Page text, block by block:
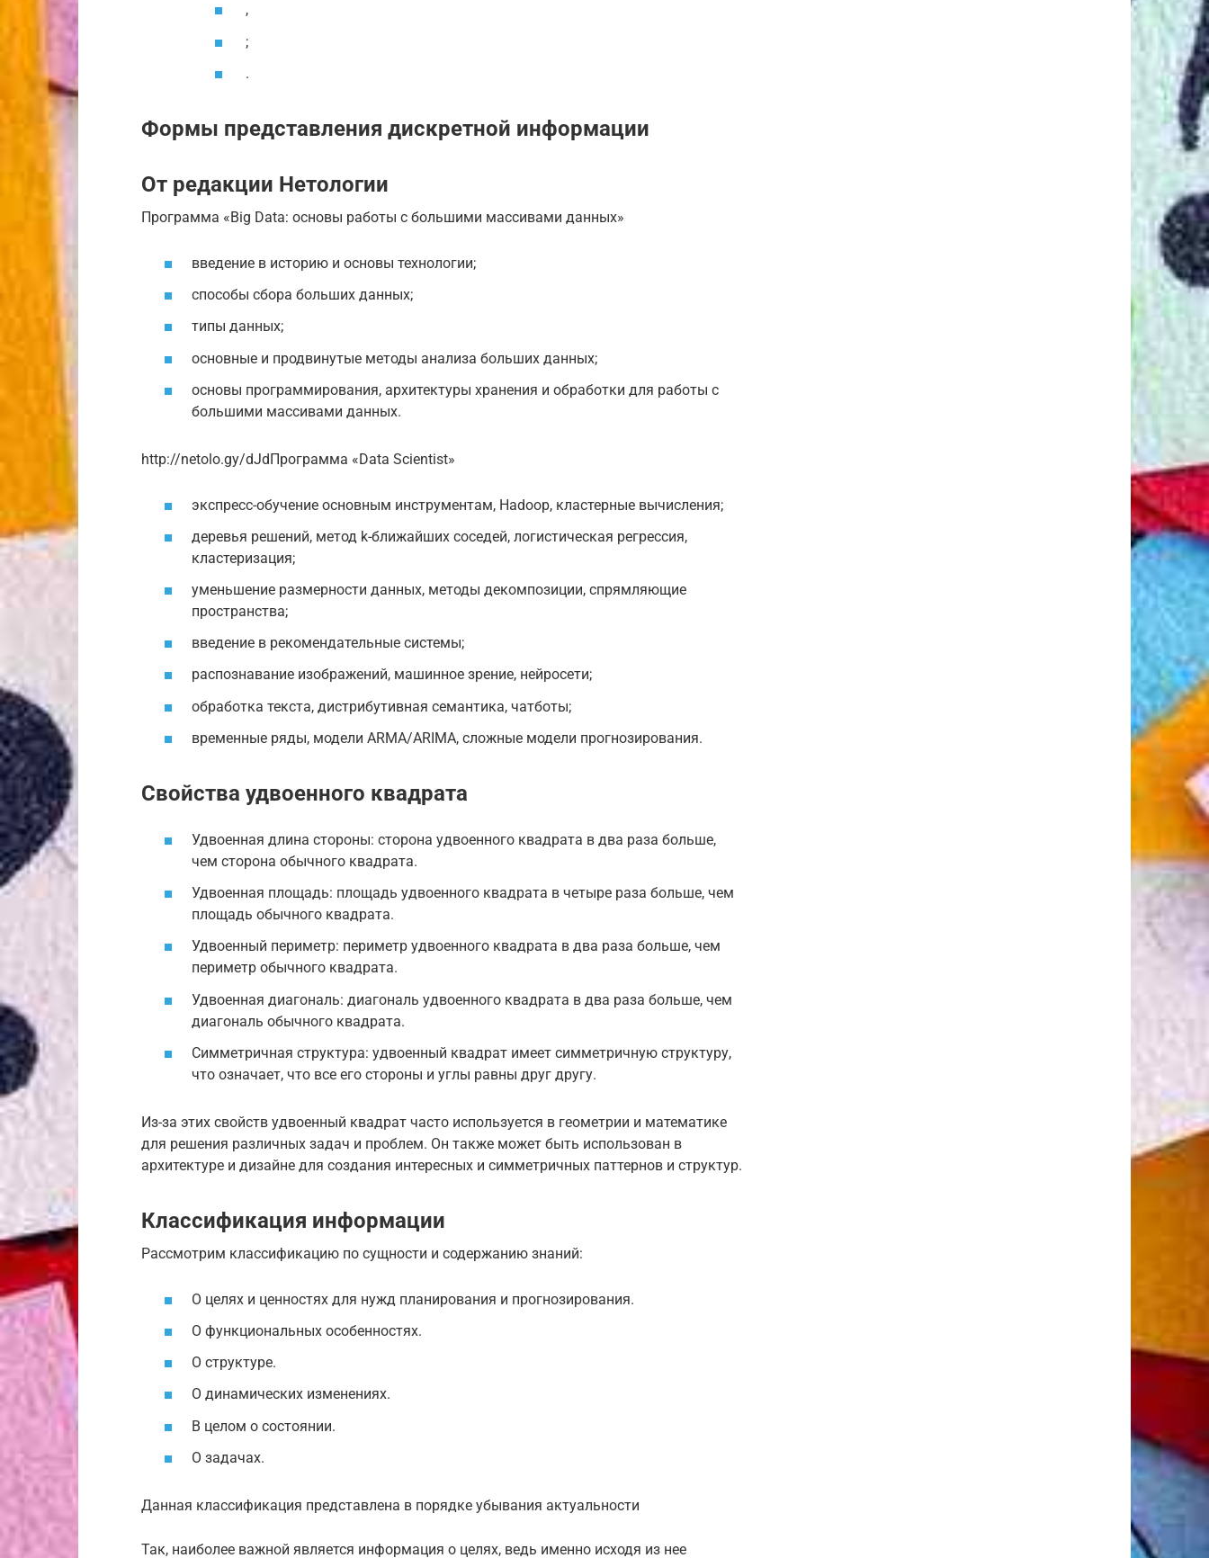
,
;
.
Формы представления дискретной информации
От редакции Нетологии
Программа «Big Data: основы работы с большими массивами данных»
введение в историю и основы технологии;
способы сбора больших данных;
типы данных;
основные и продвинутые методы анализа больших данных;
основы программирования, архитектуры хранения и обработки для работы с
большими массивами данных.
http://netolo.gy/dJdПрограмма «Data Scientist»
экспресс-обучение основным инструментам, Hadoop, кластерные вычисления;
деревья решений, метод k-ближайших соседей, логистическая регрессия,
кластеризация;
уменьшение размерности данных, методы декомпозиции, спрямляющие
пространства;
введение в рекомендательные системы;
распознавание изображений, машинное зрение, нейросети;
обработка текста, дистрибутивная семантика, чатботы;
временные ряды, модели ARMA/ARIMA, сложные модели прогнозирования.
Свойства удвоенного квадрата
Удвоенная длина стороны: сторона удвоенного квадрата в два раза больше,
чем сторона обычного квадрата.
Удвоенная площадь: площадь удвоенного квадрата в четыре раза больше, чем
площадь обычного квадрата.
Удвоенный периметр: периметр удвоенного квадрата в два раза больше, чем
периметр обычного квадрата.
Удвоенная диагональ: диагональ удвоенного квадрата в два раза больше, чем
диагональ обычного квадрата.
Симметричная структура: удвоенный квадрат имеет симметричную структуру,
что означает, что все его стороны и углы равны друг другу.
Из-за этих свойств удвоенный квадрат часто используется в геометрии и математике
для решения различных задач и проблем. Он также может быть использован в
архитектуре и дизайне для создания интересных и симметричных паттернов и структур.
Классификация информации
Рассмотрим классификацию по сущности и содержанию знаний:
О целях и ценностях для нужд планирования и прогнозирования.
О функциональных особенностях.
О структуре.
О динамических изменениях.
В целом о состоянии.
О задачах.
Данная классификация представлена в порядке убывания актуальности
Так, наиболее важной является информация о целях, ведь именно исходя из нее